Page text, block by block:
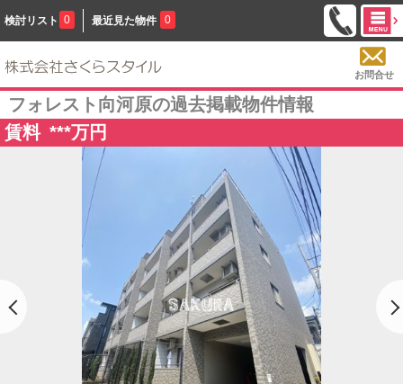
検討リスト 0 最近見た物件 0
お問合せ
フォレスト向河原の過去掲載物件情報
賃料 ***万円